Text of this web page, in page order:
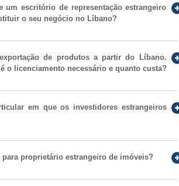
um escritório de representação estrangeiro
o seu negócio no Líbano?
de produtos a partir do Líbano.
o licenciamento necessário e quanto custa?
em que os investidores estrangeiros
proprietário estrangeiro de imóveis?